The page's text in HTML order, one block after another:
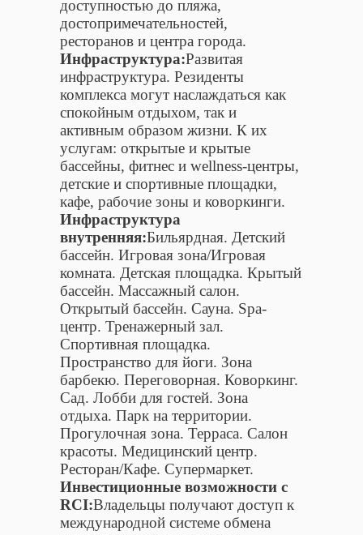
доступностью до пляжа,
достопримечательностей,
ресторанов и центра города.
Инфраструктура:Развитая
инфраструктура. Резиденты
комплекса могут наслаждаться как
спокойным отдыхом, так и
активным образом жизни. К их
услугам: открытые и крытые
бассейны, фитнес и wellness-центры,
детские и спортивные площадки,
кафе, рабочие зоны и коворкинги.
Инфраструктура
внутренняя:Бильярдная. Детский
бассейн. Игровая зона/Игровая
комната. Детская площадка. Крытый
бассейн. Массажный салон.
Открытый бассейн. Сауна. Spa-
центр. Тренажерный зал.
Спортивная площадка.
Пространство для йоги. Зона
барбекю. Переговорная. Коворкинг.
Сад. Лобби для гостей. Зона
отдыха. Парк на территории.
Прогулочная зона. Терраса. Салон
красоты. Медицинский центр.
Ресторан/Кафе. Супермаркет.
Инвестиционные возможности с
RCI:Владельцы получают доступ к
международной системе обмена